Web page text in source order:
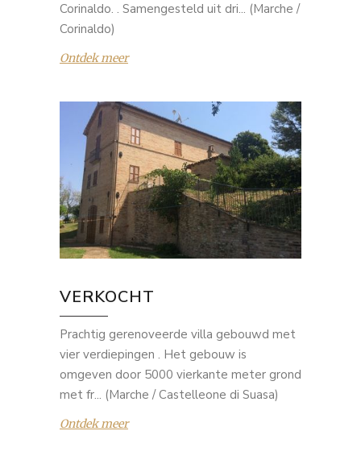
Corinaldo. . Samengesteld uit dri... (Marche /
Corinaldo)
Ontdek meer
VERKOCHT
Prachtig gerenoveerde villa gebouwd met
vier verdiepingen . Het gebouw is
omgeven door 5000 vierkante meter grond
met fr... (Marche / Castelleone di Suasa)
Ontdek meer